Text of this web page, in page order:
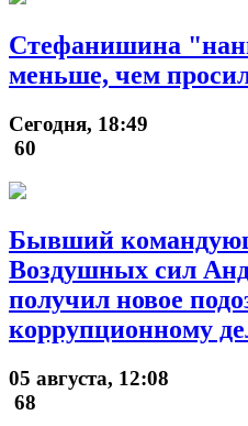
Стефанишина
меньше, чем
Сегодня, 18:49
60
Бывший
Воздушных сил
получил новое
коррупционному
05 августа, 12:08
68